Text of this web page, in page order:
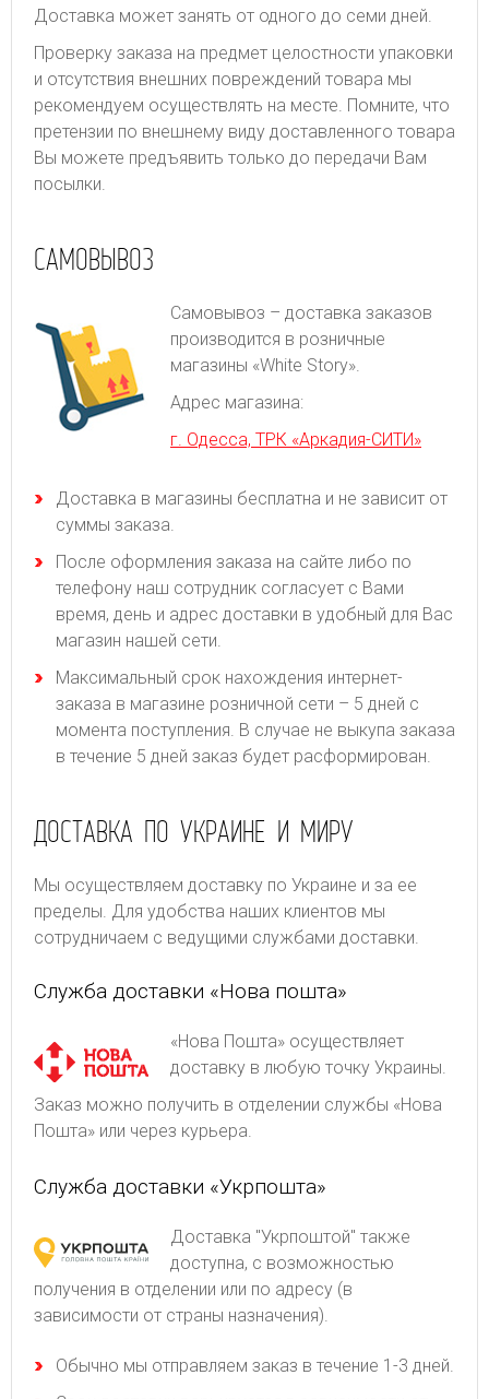
Доставка может занять от одного до семи дней.
Проверку заказа на предмет целостности упаковки
и отсутствия внешних повреждений товара мы
рекомендуем осуществлять на месте. Помните, что
претензии по внешнему виду доставленного товара
Вы можете предъявить только до передачи Вам
посылки.
САМОВЫВОЗ
Самовывоз – доставка заказов
производится в розничные
магазины «White Story».
Адрес магазина:
г. Одесса, ТРК «Аркадия-СИТИ»
Доставка в магазины бесплатна и не зависит от
суммы заказа.
После оформления заказа на сайте либо по
телефону наш сотрудник согласует с Вами
время, день и адрес доставки в удобный для Вас
магазин нашей сети.
Максимальный срок нахождения интернет-
заказа в магазине розничной сети – 5 дней с
момента поступления. В случае не выкупа заказа
в течение 5 дней заказ будет расформирован.
ДОСТАВКА ПО УКРАИНЕ И МИРУ
Мы осуществляем доставку по Украине и за ее
пределы. Для удобства наших клиентов мы
сотрудничаем с ведущими службами доставки.
Служба доставки «Нова пошта»
«Нова Пошта» осуществляет
доставку в любую точку Украины.
Заказ можно получить в отделении службы «Нова
Пошта» или через курьера.
Служба доставки «Укрпошта»
Доставка "Укрпоштой" также
доступна, с возможностью
получения в отделении или по адресу (в
зависимости от страны назначения).
Обычно мы отправляем заказ в течение 1-3 дней.